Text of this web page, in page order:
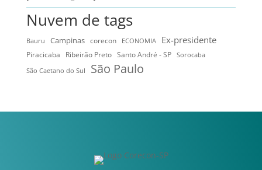
Nuvem de tags
Bauru Campinas corecon ECONOMIA Ex-presidente
Piracicaba Ribeirão Preto Santo André - SP
Sorocaba
São Caetano do Sul
São Paulo